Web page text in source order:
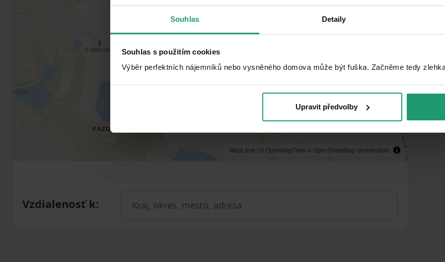
Souhlas Detaily
Souhlas s použitím cookies
Výběr perfektních nájemníků nebo vysněného domova může být fuška. Začněme tedy
Upravit předvolby
MapLibre | © OpenMapTiles © OpenStreetMap contributors
Vzdialenosť k: